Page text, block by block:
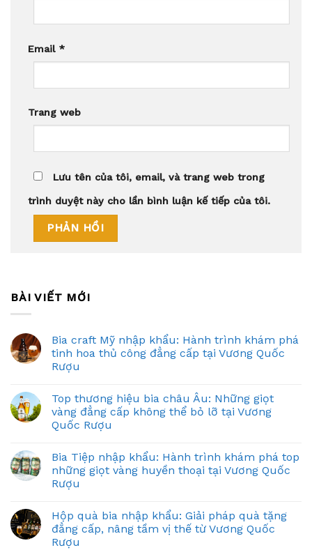
Email *
Trang web
Lưu tên của tôi, email, và trang web trong
trình duyệt này cho lần bình luận kế tiếp của tôi.
BÀI VIẾT MỚI
Bia craft Mỹ nhập khẩu: Hành trình khám phá
tinh hoa thủ công đẳng cấp tại Vương Quốc
Rượu
Top thương hiệu bia châu Âu: Những giọt
vàng đẳng cấp không thể bỏ lỡ tại Vương
Quốc Rượu
Bia Tiệp nhập khẩu: Hành trình khám phá top
những giọt vàng huyền thoại tại Vương Quốc
Rượu
Hộp quà bia nhập khẩu: Giải pháp quà tặng
đẳng cấp, nâng tầm vị thế từ Vương Quốc
Rượu